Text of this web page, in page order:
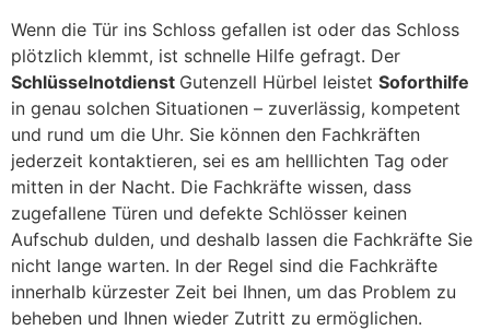
Wenn die Tür ins Schloss gefallen ist oder das Schloss
plötzlich klemmt, ist schnelle Hilfe gefragt. Der
Schlüsselnotdienst Gutenzell Hürbel leistet Soforthilfe
in genau solchen Situationen – zuverlässig, kompetent
und rund um die Uhr. Sie können den Fachkräften
jederzeit kontaktieren, sei es am helllichten Tag oder
mitten in der Nacht. Die Fachkräfte wissen, dass
zugefallene Türen und defekte Schlösser keinen
Aufschub dulden, und deshalb lassen die Fachkräfte Sie
nicht lange warten. In der Regel sind die Fachkräfte
innerhalb kürzester Zeit bei Ihnen, um das Problem zu
beheben und Ihnen wieder Zutritt zu ermöglichen.